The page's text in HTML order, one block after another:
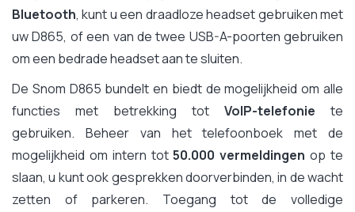
Bluetooth, kunt u een draadloze headset gebruiken met
uw D865, of een van de twee USB-A-poorten gebruiken
om een bedrade headset aan te sluiten.
De Snom D865 bundelt en biedt de mogelijkheid om alle
functies met betrekking tot VoIP-telefonie te
gebruiken. Beheer van het telefoonboek met de
mogelijkheid om intern tot50.000 vermeldingen op te
slaan, u kunt ook gesprekken doorverbinden, in de wacht
zetten of parkeren. Toegang tot de volledige